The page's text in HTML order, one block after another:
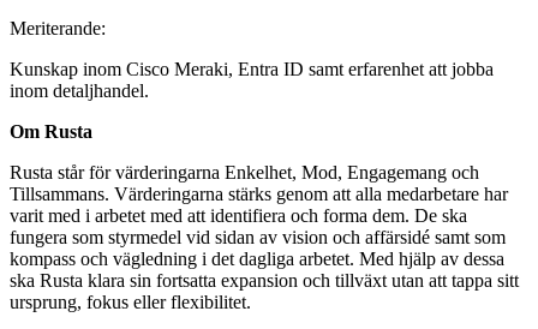
Meriterande:
Kunskap inom Cisco Meraki, Entra ID samt erfarenhet att jobba
inom detaljhandel.
Om Rusta
Rusta står för värderingarna Enkelhet, Mod, Engagemang och
Tillsammans. Värderingarna stärks genom att alla medarbetare har
varit med i arbetet med att identifiera och forma dem. De ska
fungera som styrmedel vid sidan av vision och affärsidé samt som
kompass och vägledning i det dagliga arbetet. Med hjälp av dessa
ska Rusta klara sin fortsatta expansion och tillväxt utan att tappa sitt
ursprung, fokus eller flexibilitet.